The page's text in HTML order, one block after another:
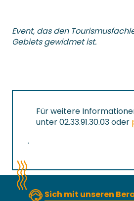
Event, das den
Gebiets gewidmet ist.
Für weitere
unter 02.33.91.30.03 oder
.
Sich mit unseren